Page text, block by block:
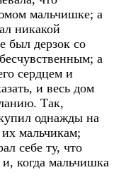
мальчишке; а
никакой
был дерзок со
а
сердцем и
и весь дом
Так,
однажды на
мальчикам;
себе ту, что
когда мальчишка